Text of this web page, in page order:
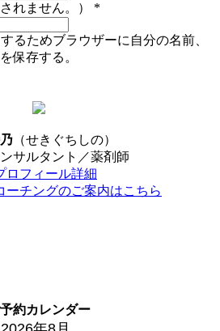
れません。） *
るためブラウザーに自分の名前、
保存する。
（せきぐちしの）
サルタント／薬剤師
ロフィール詳細
ーチングのご案内はこちら
約カレンダー